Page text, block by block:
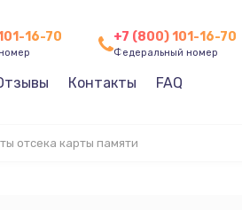
16-70 +7 (800) 101-16-70
Федеральный номер
Контакты FAQ
отсека карты памяти